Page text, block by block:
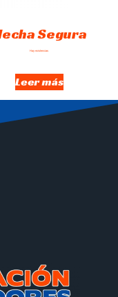
Segura
Hay existencias
Leer más